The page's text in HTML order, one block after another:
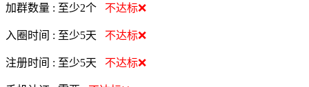
加群数量 : 至少2个 不达标❌
入圈时间 : 至少5天 不达标❌
注册时间 : 至少5天 不达标❌